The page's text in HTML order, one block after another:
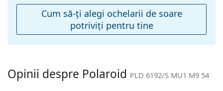
Balama flexibilă:
Nu
curățat:
Altele
Cum să-ţi alegi ochelarii de soare
potriviţi pentru tine
Opinii despre Polaroid PLD 6192/S MU1 M9 54